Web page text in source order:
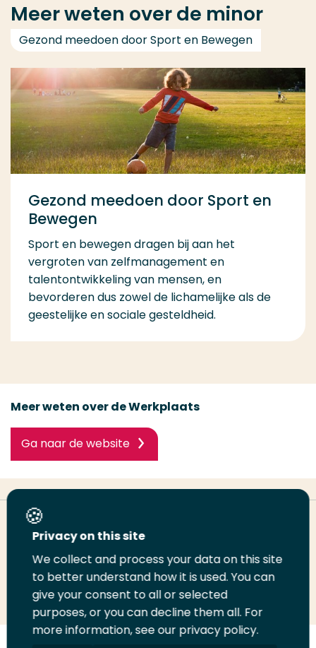
Meer weten over de minor
Gezond meedoen door Sport en Bewegen
Gezond meedoen door Sport en
Bewegen
Sport en bewegen dragen bij aan het
vergroten van zelfmanagement en
talentontwikkeling van mensen, en
bevorderen dus zowel de lichamelijke als de
geestelijke en sociale gesteldheid.
Meer weten over de Werkplaats
Ga naar de website
Deel deze pagina
Deel
LinkedIn
Deel
op
Twitter
Deel
op
Facebook
Email
deze
pagina
Print
deze
pagina
Privacy on this site
We collect and process your data on this site
to better understand how it is used. You can
give your consent to all or selected
purposes, or you can decline them all. For
more information, see our privacy policy.